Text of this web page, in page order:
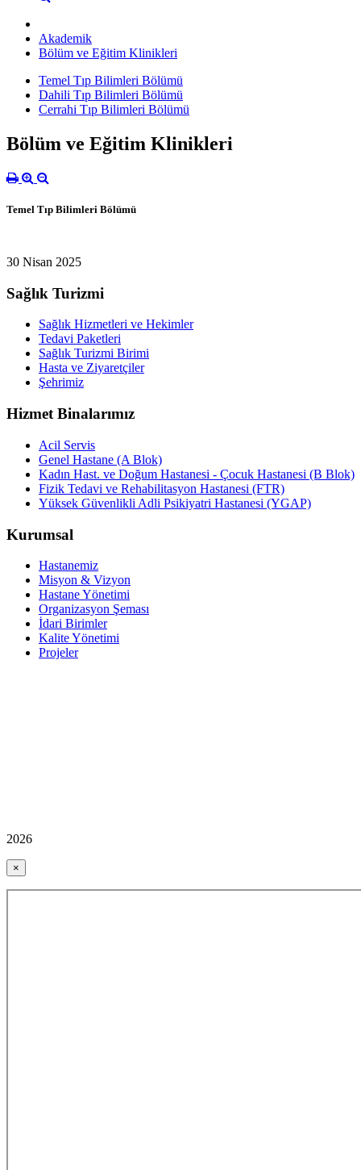
Akademik
Bölüm ve Eğitim Klinikleri
Temel Tıp Bilimleri Bölümü
Dahili Tıp Bilimleri Bölümü
Cerrahi Tıp Bilimleri Bölümü
Bölüm ve Eğitim Klinikleri
Temel Tıp Bilimleri Bölümü
30 Nisan 2025
Sağlık Turizmi
Sağlık Hizmetleri ve Hekimler
Tedavi Paketleri
Sağlık Turizmi Birimi
Hasta ve Ziyaretçiler
Şehrimiz
Hizmet Binalarımız
Acil Servis
Genel Hastane (A Blok)
Kadın Hast. ve Doğum Hastanesi - Çocuk Hastanesi (B Blok)
Fizik Tedavi ve Rehabilitasyon Hastanesi (FTR)
Yüksek Güvenlikli Adli Psikiyatri Hastanesi (YGAP)
Kurumsal
Hastanemiz
Misyon & Vizyon
Hastane Yönetimi
Organizasyon Şeması
İdari Birimler
Kalite Yönetimi
Projeler
2026
×